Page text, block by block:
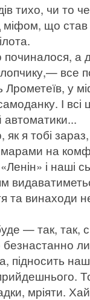
тихо, чи то
що став
а
все
у
І
автоматики...
я тобі
на
і наші
та
— так, так,
підносить
мріяти.